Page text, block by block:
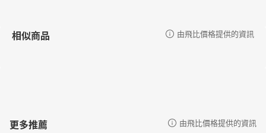
相似商品 由飛比價格提供的資訊
更多推薦 由飛比價格提供的資訊